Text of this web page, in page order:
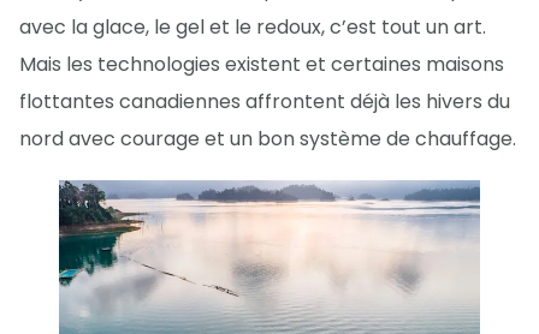
avec la glace, le gel et le redoux, c’est tout un art.
Mais les technologies existent et certaines maisons
flottantes canadiennes affrontent déjà les hivers du
nord avec courage et un bon système de chauffage.